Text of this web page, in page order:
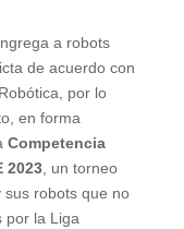
a robots
de acuerdo con
por lo
en forma
Competencia
2023, un torneo
sus robots que no
por la Liga